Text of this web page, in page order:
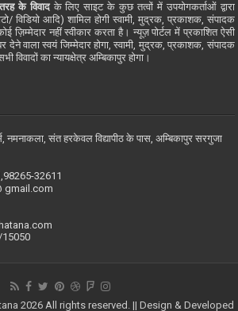
के विवादके लिए साइट के कुछ तत्वों में उपयोगकर्ताओं द्वारा
विडियो आदि) शामिल होगी स्वामी, मुद्रक, प्रकाशक, संपादक
ज़िम्मेदार नहीं स्वीकार करता है। न्यूज़ पोर्टल में प्रकाशित ऐसी
देने वाला स्वयं जिम्मेदार होगा, स्वामी, मुद्रक, प्रकाशक, संपादक
विवादों का न्यायक्षेत्र अम्बिकापुर होगा।
नमनाकला, संत हरकेवल विद्यापीठ के पास, अम्बिकापुर सरगुजा
32611
gmail.com
2026 All rights reserved. || Design & Developed